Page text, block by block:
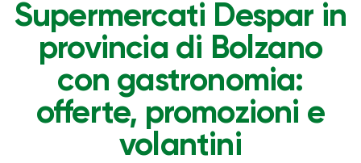
Supermercati Despar in
provincia di Bolzano
con gastronomia:
offerte, promozioni e
volantini